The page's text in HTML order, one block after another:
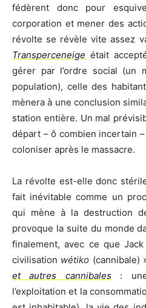
fédèrent donc pour
corporation et mener des
révolte se révèle vite assez
Transperceneige était
gérer par l’ordre social (un
population), celle des
mènera à une conclusion
station entière. Un mal
départ – ô combien incertain
coloniser après le massacre.
La révolte est-elle donc
fait inévitable comme un
qui mène à la destruction
provoque la suite du monde
finalement, avec ce que
civilisation wétiko (cannibale)
et autres cannibales: une
l’exploitation et la